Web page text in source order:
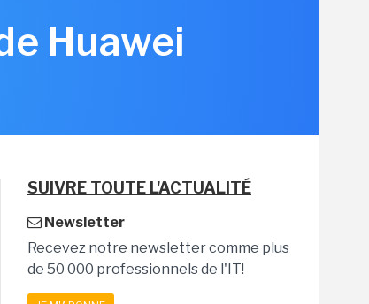
Huawei
SUIVRE TOUTE L'ACTUALITÉ
Newsletter
Recevez notre newsletter comme plus
de 50 000 professionnels de l'IT!